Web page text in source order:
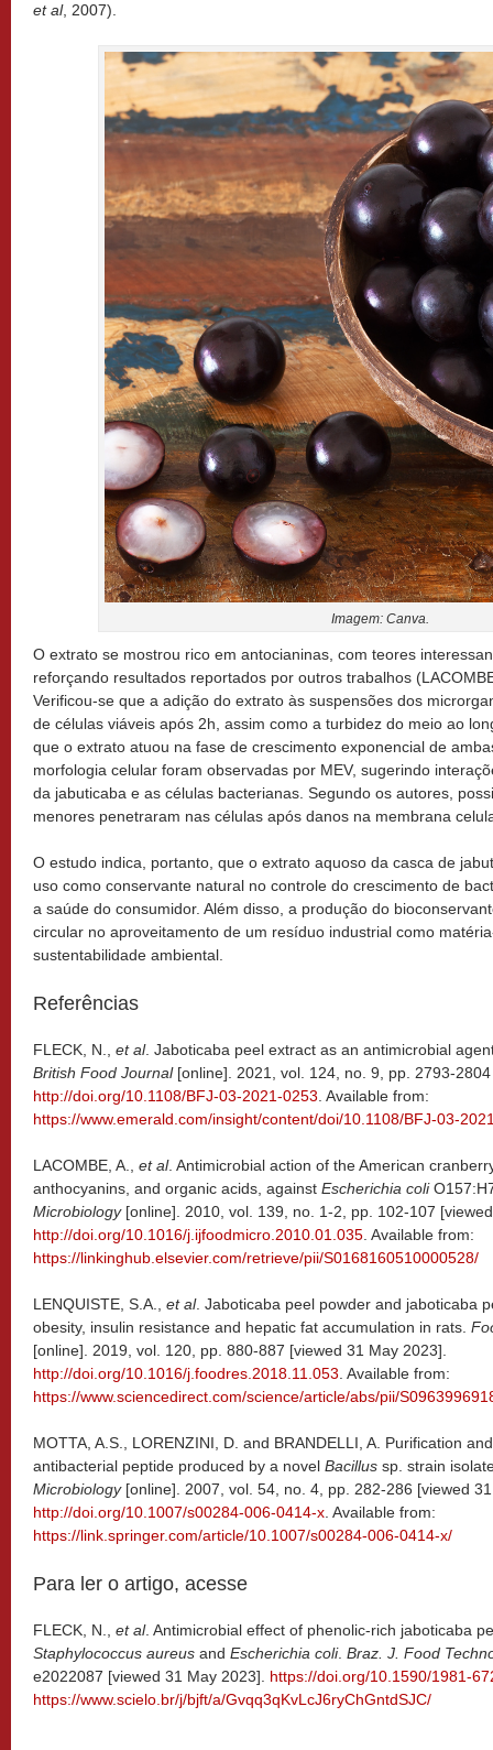
et al, 2007).
Imagem: Canva.
O extrato se mostrou rico em antocianinas, com teores
reforçando resultados reportados por outros trabalhos
Verificou-se que a adição do extrato às suspensões dos
de células viáveis após 2h, assim como a turbidez do meio ao
que o extrato atuou na fase de crescimento exponencial de
morfologia celular foram observadas por MEV, sugerindo
da jabuticaba e as células bacterianas. Segundo os autores,
menores penetraram nas células após danos na membrana
O estudo indica, portanto, que o extrato aquoso da casca de
uso como conservante natural no controle do crescimento de
a saúde do consumidor. Além disso, a produção do
circular no aproveitamento de um resíduo industrial como
sustentabilidade ambiental.
Referências
FLECK, N., et al. Jaboticaba peel extract as an antimicrobial
British Food Journal [online]. 2021, vol. 124, no. 9, pp. 2793-
http://doi.org/10.1108/BFJ-03-2021-0253 . Available from:
https://www.emerald.com/insight/content/doi/10.1108/BFJ-03-
LACOMBE, A., et al. Antimicrobial action of the American
anthocyanins, and organic acids, against Escherichia coli
Microbiology [online]. 2010, vol. 139, no. 1-2, pp. 102-107
http://doi.org/10.1016/j.ijfoodmicro.2010.01.035 . Available from:
https://linkinghub.elsevier.com/retrieve/pii/S0168160510000528/
LENQUISTE, S.A., et al. Jaboticaba peel powder and jaboticaba
obesity, insulin resistance and hepatic fat accumulation in rats.
[online]. 2019, vol. 120, pp. 880-887 [viewed 31 May 2023].
http://doi.org/10.1016/j.foodres.2018.11.053 . Available from:
https://www.sciencedirect.com/science/article/abs/pii/
MOTTA, A.S., LORENZINI, D. and BRANDELLI, A. Purification
antibacterial peptide produced by a novel Bacillus sp. strain
Microbiology [online]. 2007, vol. 54, no. 4, pp. 282-286 [viewed
http://doi.org/10.1007/s00284-006-0414-x . Available from:
https://link.springer.com/article/10.1007/s00284-006-0414-x/
Para ler o artigo, acesse
FLECK, N., et al. Antimicrobial effect of phenolic-rich jaboticaba
Staphylococcus aureus and Escherichia coli. Braz. J. Food
e2022087 [viewed 31 May 2023]. https://doi.org/10.1590/1981-
https://www.scielo.br/j/bjft/a/Gvqq3qKvLcJ6ryChGntdSJC/